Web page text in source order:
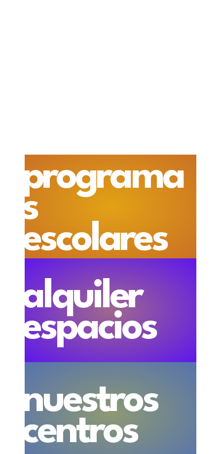
programa
s
escolares
alquiler
espacios
nuestros
centros